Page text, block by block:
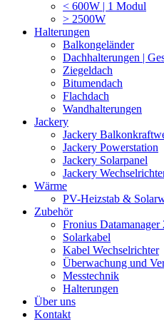
< 600W | 1 Modul
> 2500W
Halterungen
Balkongeländer
Dachhalterungen |
Ziegeldach
Bitumendach
Flachdach
Wandhalterungen
Jackery
Jackery
Jackery Powerstation
Jackery Solarpanel
Jackery
Wärme
PV-Heizstab &
Zubehör
Fronius Datamanager
Solarkabel
Kabel Wechselrichter
Überwachung und
Messtechnik
Halterungen
Über uns
Kontakt